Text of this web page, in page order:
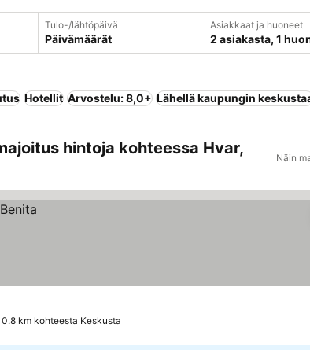
Tulo-/lähtöpäivä
Päivämäärät
Asiakkaat ja huoneet
2 asiakasta, 1
Hotellit Arvostelu: 8,0+ Lähellä kaupungin
hintoja kohteessa Hvar,
Näin
0.8 km kohteesta Keskusta